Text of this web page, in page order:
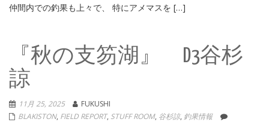
仲間内での釣果も上々で、 特にアメマスを […]
『秋の支笏湖』 D3谷杉
諒
11月 25, 2025
FUKUSHI
BLAKISTON, FIELD REPORT, STUFF ROOM, 谷杉諒, 釣果情報